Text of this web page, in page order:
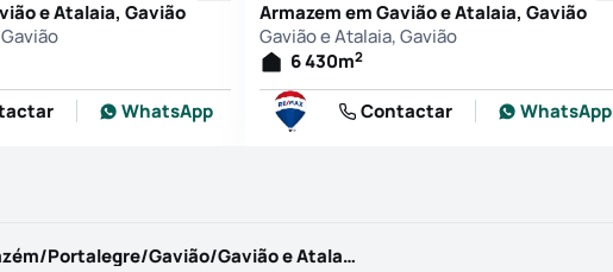
e Atalaia, Gavião
WhatsApp
Armazem em Gavião e Atalaia, Gavião
Gavião e Atalaia, Gavião
6 430m2
Contactar WhatsApp
https://www.kwportugal.pt/imovel/Venda/Armazém/Portalegre/Gavião/Gavião e Atalaia/42128